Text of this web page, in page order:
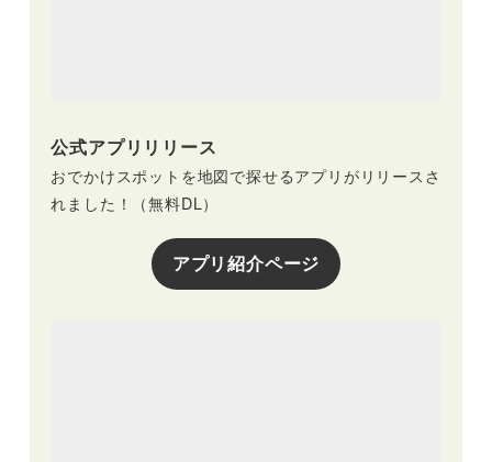
公式アプリリリース
おでかけスポットを地図で探せるアプリがリリースさ
れました！（無料DL）
アプリ紹介ページ